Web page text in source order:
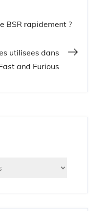
BSR rapidement ?
utilisees dans
and Furious